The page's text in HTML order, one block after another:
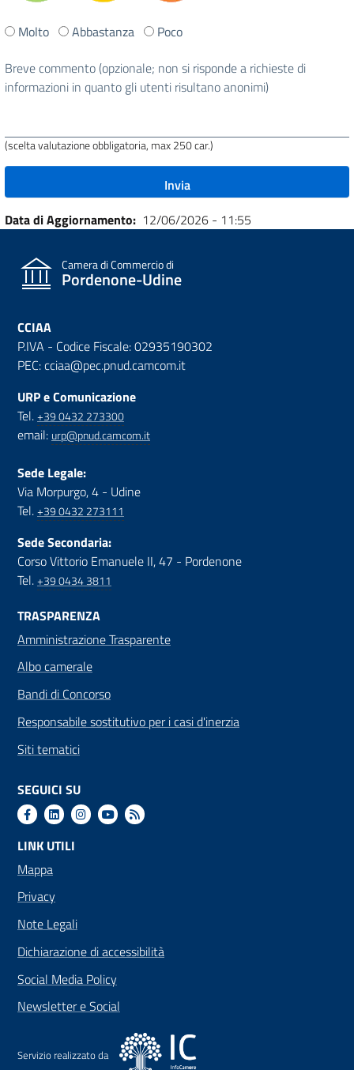
Ti
stata
utile
Molto Abbastanza
Poco
Breve commento (opzionale; non si risponde a richieste di
informazioni in quanto gli utenti risultano anonimi)
(scelta valutazione obbligatoria, max 250 car.)
Data di Aggiornamento 12/06/2026 - 11:55
Camera di Commercio di
Pordenone-Udine
CCIAA
P.IVA - Codice Fiscale: 02935190302
PEC: cciaa@pec.pnud.camcom.it
URP e Comunicazione
Tel.+39 0432 273300
email: urp@pnud.camcom.it
Sede Legale:
Via Morpurgo, 4 - Udine
Tel.+39 0432 273111
Sede Secondaria:
Corso Vittorio Emanuele II, 47 - Pordenone
Tel.+39 0434 3811
TRASPARENZA
Amministrazione Trasparente
Albo camerale
Bandi di Concorso
Responsabile sostitutivo per i casi d'inerzia
Siti tematici
SEGUICI SU
LINK UTILI
Mappa
Privacy
Note Legali
Dichiarazione di accessibilità
Social Media Policy
Newsletter e Social
Servizio realizzato da